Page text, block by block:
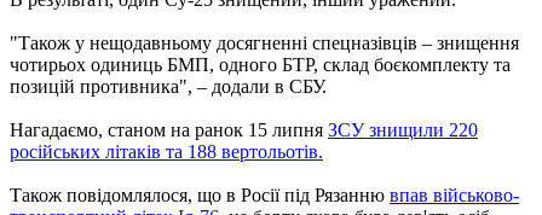
"Також у нещодавньому досягненні спецназівців – знищення
чотирьох одиниць БМП, одного БТР, склад боєкомплекту та
позицій противника", – додали в СБУ.
Нагадаємо, станом на ранок 15 липня ЗСУ знищили 220
російських літаків та 188 вертольотів.
Також повідомлялося, що в Росії під Рязанню впав військово-